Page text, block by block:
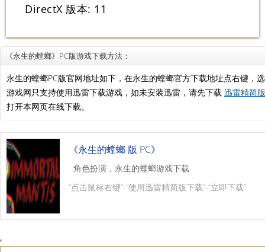
DirectX 版本: 11
《永生的螳螂》PC版游戏下载方法：
永生的螳螂PC版官网地址如下，在永生的螳螂官方下载地址点右键，
游戏网只支持使用迅雷下载游戏，如未安装迅雷，请先下载 迅雷精简
打开本网页在线下载。
《永生的螳螂 版 PC》
角色扮演，永生的螳螂游戏下载
“点击鼠标右键”-“使用迅雷精简版下载”-“立即下载”